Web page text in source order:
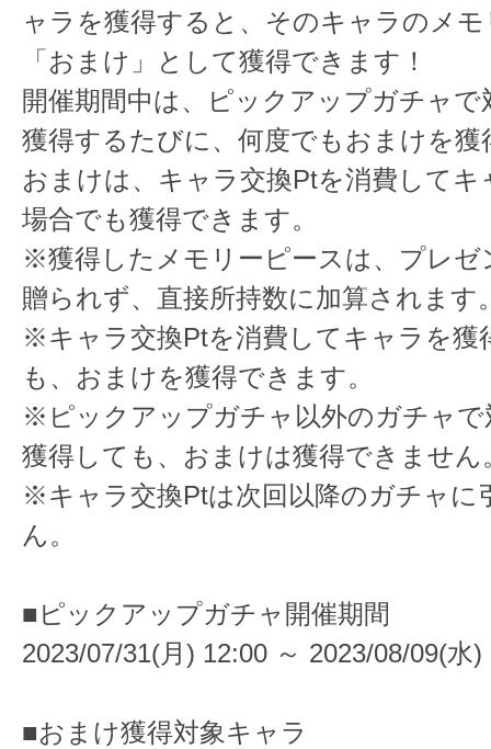
ャラを獲得すると、そのキャラのメ
「おまけ」として獲得できます！
開催期間中は、ピックアップガチャ
獲得するたびに、何度でもおまけを獲
おまけは、キャラ交換Ptを消費してキ
場合でも獲得できます。
※獲得したメモリーピースは、プレゼ
贈られず、直接所持数に加算されます
※キャラ交換Ptを消費してキャラを獲
も、おまけを獲得できます。
※ピックアップガチャ以外のガチャで
獲得しても、おまけは獲得できません
※キャラ交換Ptは次回以降のガチャに
ん。
■ピックアップガチャ開催期間
2023/07/31(月) 12:00 ～ 2023/08/09(水)
■おまけ獲得対象キャラ